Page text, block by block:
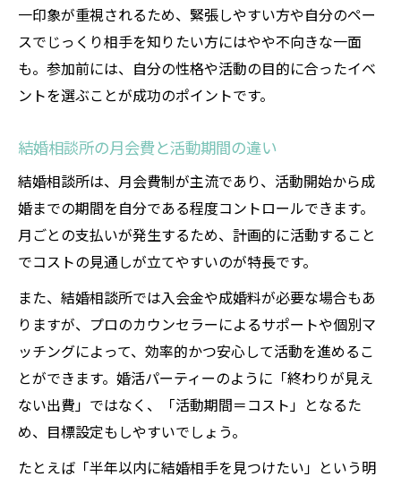
一印象が重視されるため、緊張しやすい方や自分のペー
スでじっくり相手を知りたい方にはやや不向きな一面
も。参加前には、自分の性格や活動の目的に合ったイベ
ントを選ぶことが成功のポイントです。
結婚相談所の月会費と活動期間の違い
結婚相談所は、月会費制が主流であり、活動開始から成
婚までの期間を自分である程度コントロールできます。
月ごとの支払いが発生するため、計画的に活動すること
でコストの見通しが立てやすいのが特長です。
また、結婚相談所では入会金や成婚料が必要な場合もあ
りますが、プロのカウンセラーによるサポートや個別マ
ッチングによって、効率的かつ安心して活動を進めるこ
とができます。婚活パーティーのように「終わりが見え
ない出費」ではなく、「活動期間＝コスト」となるた
め、目標設定もしやすいでしょう。
たとえば「半年以内に結婚相手を見つけたい」という明